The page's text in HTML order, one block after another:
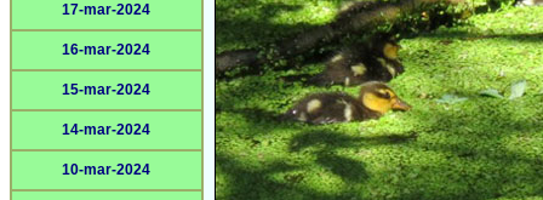
17-mar-2024
16-mar-2024
15-mar-2024
14-mar-2024
10-mar-2024